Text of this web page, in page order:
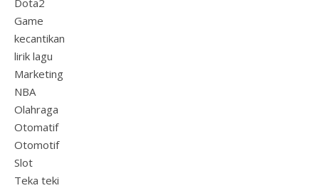
Game
kecantikan
lirik lagu
Marketing
NBA
Olahraga
Otomatif
Otomotif
Slot
Teka teki